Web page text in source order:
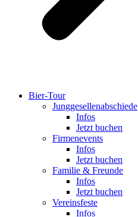
Bier-Tour
Jung­ge­sel­len­ab­schiede
Infos
Jetzt buchen
Fir­men­events
Infos
Jetzt buchen
Familie & Freunde
Infos
Jetzt buchen
Ver­eins­feste
Infos